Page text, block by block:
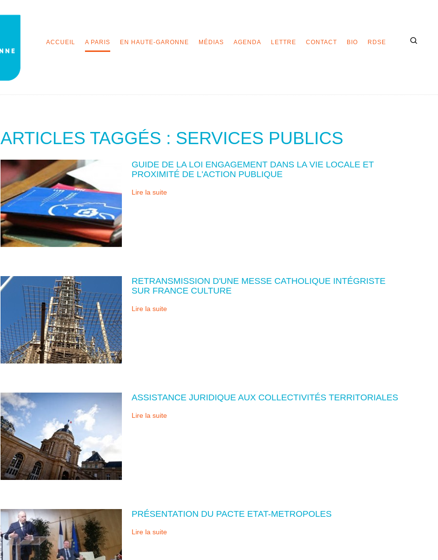
ACCUEIL A PARIS EN HAUTE-GARONNE MÉDIAS AGENDA LETTRE CONTACT BIO RDSE
ARTICLES TAGGÉS : SERVICES PUBLICS
GUIDE DE LA LOI ENGAGEMENT DANS LA VIE LOCALE ET
PROXIMITÉ DE L'ACTION PUBLIQUE
Lire la suite
RETRANSMISSION D'UNE MESSE CATHOLIQUE INTÉGRISTE
SUR FRANCE CULTURE
Lire la suite
ASSISTANCE JURIDIQUE AUX COLLECTIVITÉS TERRITORIALES
Lire la suite
PRÉSENTATION DU PACTE ETAT-METROPOLES
Lire la suite